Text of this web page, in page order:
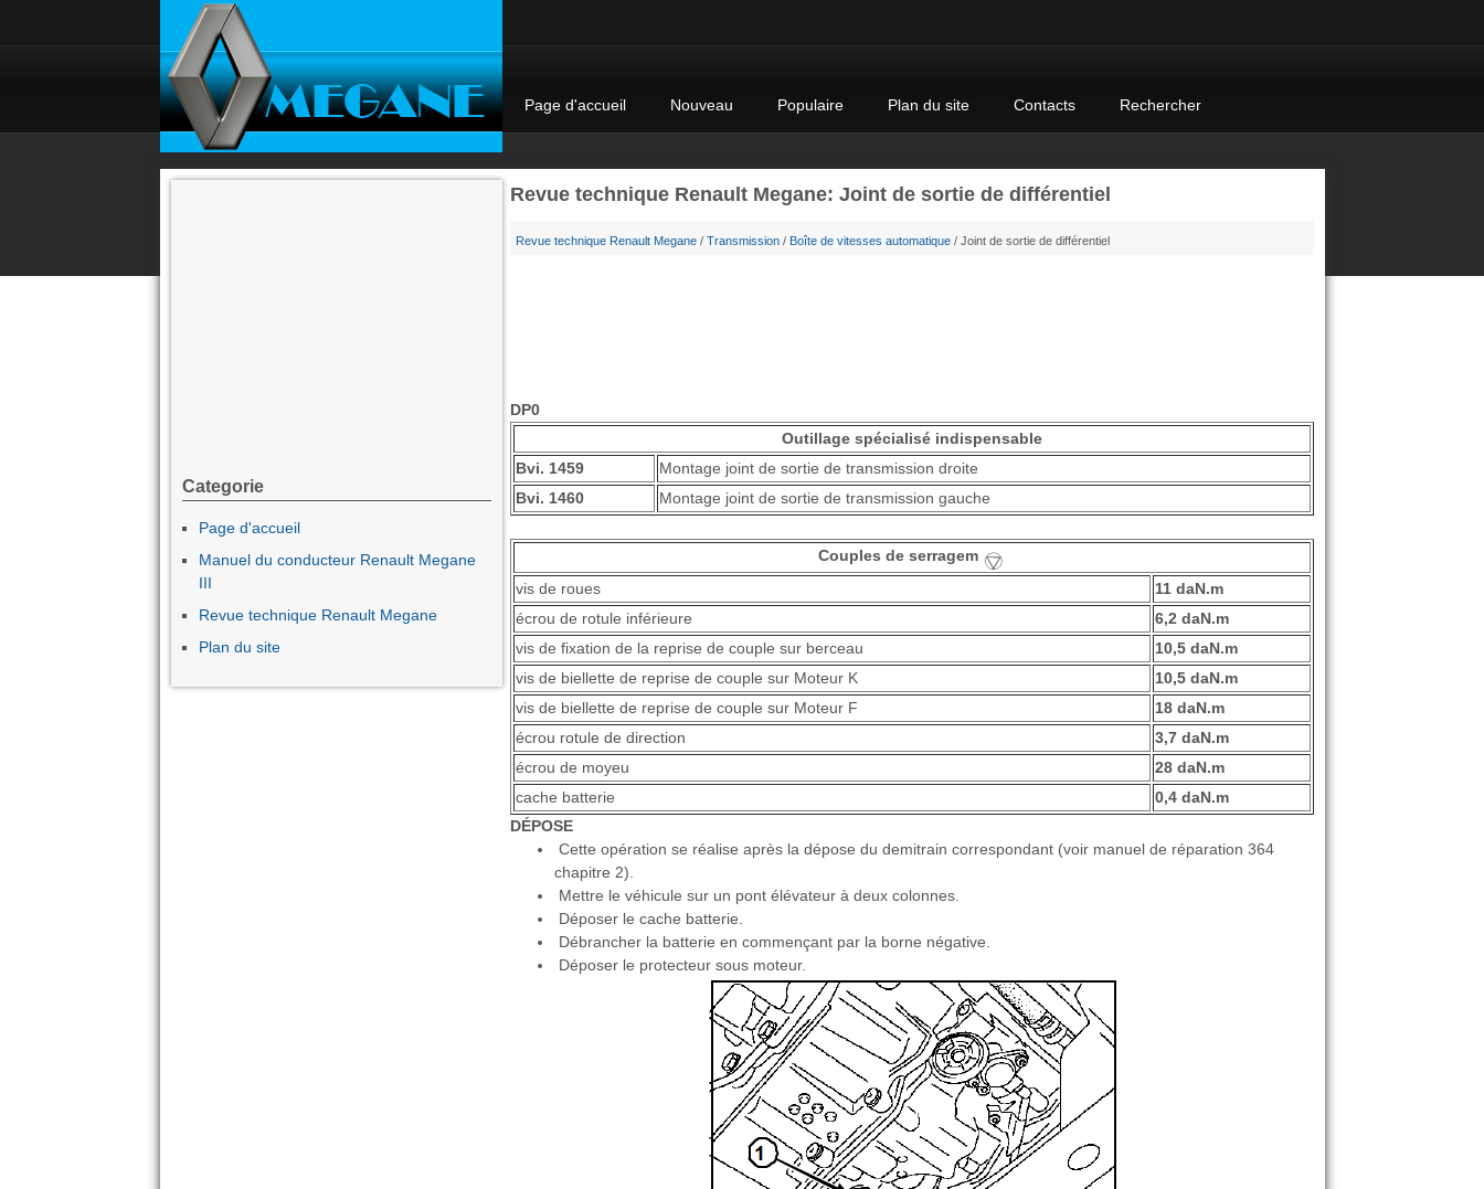
Page d'accueil Nouveau Populaire Plan du site Contacts Rechercher
Revue technique Renault Megane: Joint de sortie de différentiel
Revue technique Renault Megane/ Transmission/ Boîte de vitesses automatique/ Joint de sortie de différentiel
DP0
Outillage spécialisé indispensable
Bvi. 1459
Montage joint de sortie de transmission droite
Bvi. 1460
Montage joint de sortie de transmission gauche
Couples de serragem
vis de roues
11 daN.m
écrou de rotule inférieure
6,2 daN.m
vis de fixation de la reprise de couple sur berceau
10,5 daN.m
vis de biellette de reprise de couple sur Moteur K
10,5 daN.m
vis de biellette de reprise de couple sur Moteur F
18 daN.m
écrou rotule de direction
3,7 daN.m
écrou de moyeu
28 daN.m
cache batterie
0,4 daN.m
DÉPOSE
Cette opération se réalise après la dépose du demitrain correspondant (voir manuel de réparation 364
chapitre 2).
Mettre le véhicule sur un pont élévateur à deux colonnes.
Déposer le cache batterie.
Débrancher la batterie en commençant par la borne négative.
Déposer le protecteur sous moteur.
Categorie
Page d'accueil
Manuel du conducteur Renault Megane
III
Revue technique Renault Megane
Plan du site